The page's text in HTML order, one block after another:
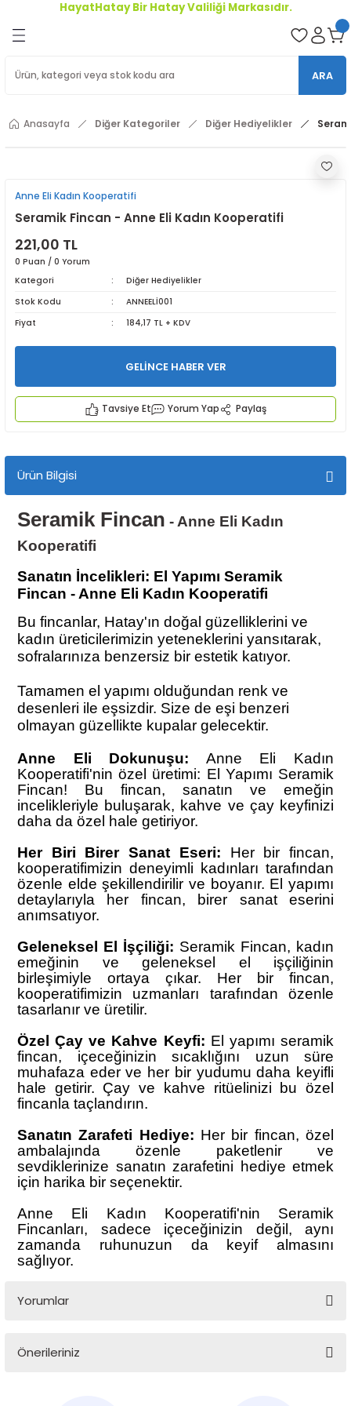
HayatHatay Bir Hatay Valiliği Markasıdır.
ÜRETİM Ürünleri
ARA
Anasayfa Diğer Kategoriler Diğer Hediyelikler
Anne Eli Kadın Kooperatifi
Seramik Fincan - Anne Eli Kadın Kooperatifi
221,00 TL
0 Puan / 0 Yorum
Kategori
Diğer Hediyelikler
Stok Kodu
ANNEELİ001
Fiyat
184,17 TL + KDV
GELİNCE HABER VER
Tavsiye Et Yorum Yap Paylaş
Ürün Bilgisi
Seramik Fincan - Anne Eli Kadın
Kooperatifi
Sanatın İncelikleri: El Yapımı Seramik
Fincan - Anne Eli Kadın Kooperatifi
Bu fincanlar, Hatay'ın doğal güzelliklerini ve
kadın üreticilerimizin yeteneklerini yansıtarak,
sofralarınıza benzersiz bir estetik katıyor.
Tamamen el yapımı olduğundan renk ve
desenleri ile eşsizdir. Size de eşi benzeri
olmayan güzellikte kupalar gelecektir.
Anne Eli Dokunuşu: Anne Eli Kadın
Kooperatifi'nin özel üretimi: El Yapımı Seramik
Fincan! Bu fincan, sanatın ve emeğin
incelikleriyle buluşarak, kahve ve çay keyfinizi
daha da özel hale getiriyor.
Her Biri Birer Sanat Eseri: Her bir fincan,
kooperatifimizin deneyimli kadınları tarafından
özenle elde şekillendirilir ve boyanır. El yapımı
detaylarıyla her fincan, birer sanat eserini
anımsatıyor.
Geleneksel El İşçiliği: Seramik Fincan, kadın
emeğinin ve geleneksel el işçiliğinin
birleşimiyle ortaya çıkar. Her bir fincan,
kooperatifimizin uzmanları tarafından özenle
tasarlanır ve üretilir.
Özel Çay ve Kahve Keyfi: El yapımı seramik
fincan, içeceğinizin sıcaklığını uzun süre
muhafaza eder ve her bir yudumu daha keyifli
hale getirir. Çay ve kahve ritüelinizi bu özel
fincanla taçlandırın.
Sanatın Zarafeti Hediye: Her bir fincan, özel
ambalajında özenle paketlenir ve
sevdiklerinize sanatın zarafetini hediye etmek
için harika bir seçenektir.
Anne Eli Kadın Kooperatifi'nin Seramik
Fincanları, sadece içeceğinizin değil, aynı
zamanda ruhunuzun da keyif almasını
sağlıyor.
Yorumlar
Önerileriniz